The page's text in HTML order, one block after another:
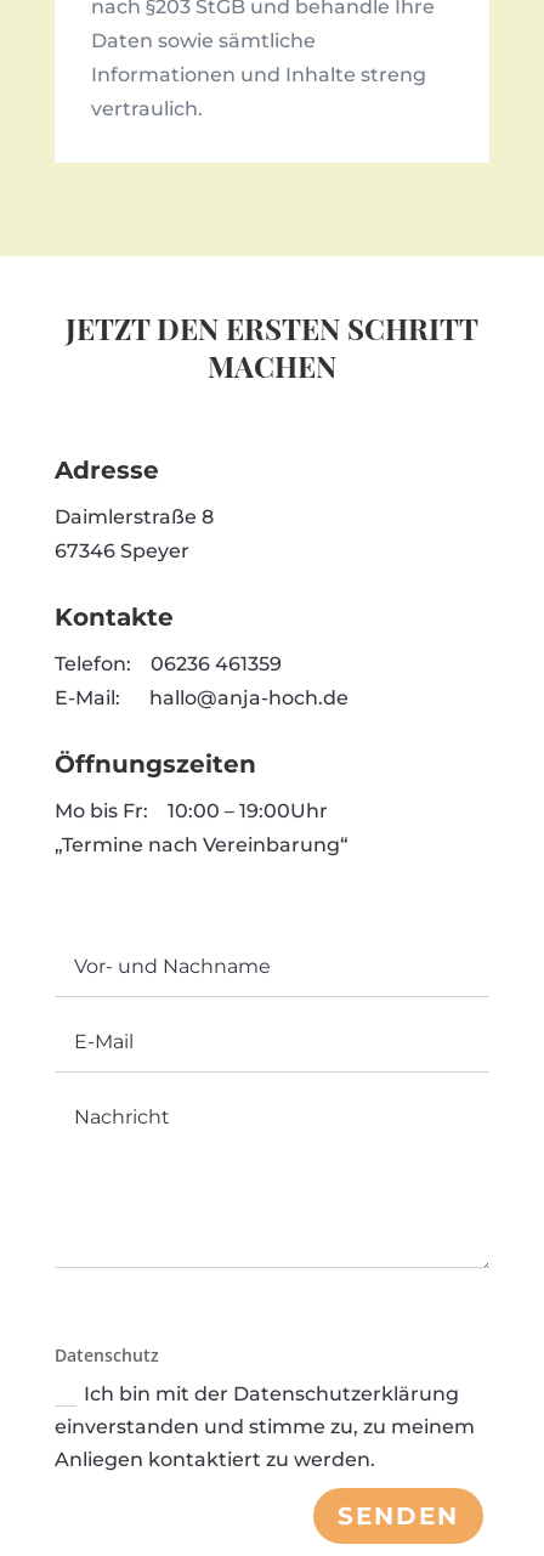
nach §203 StGB und behandle Ihre
Daten sowie sämtliche
Informationen und Inhalte streng
vertraulich.
JETZT DEN ERSTEN SCHRITT
MACHEN
Adresse
Daimlerstraße 8
67346 Speyer
Kontakte
Telefon: 06236 461359
E-Mail: hallo@anja-hoch.de
Öffnungszeiten
Mo bis Fr: 10:00 – 19:00Uhr
„Termine nach Vereinbarung“
Datenschutz
Ich bin mit der Datenschutzerklärung
einverstanden und stimme zu, zu meinem
Anliegen kontaktiert zu werden.
SENDEN